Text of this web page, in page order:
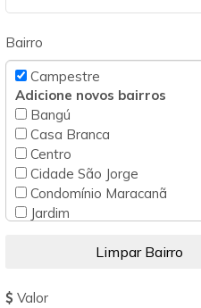
Bairro
Campestre
Adicione novos bairros
Bangú
Casa Branca
Centro
Cidade São Jorge
Condomínio Maracanã
Jardim
Jardim Alvorada
Jardim Ana Maria
Valor